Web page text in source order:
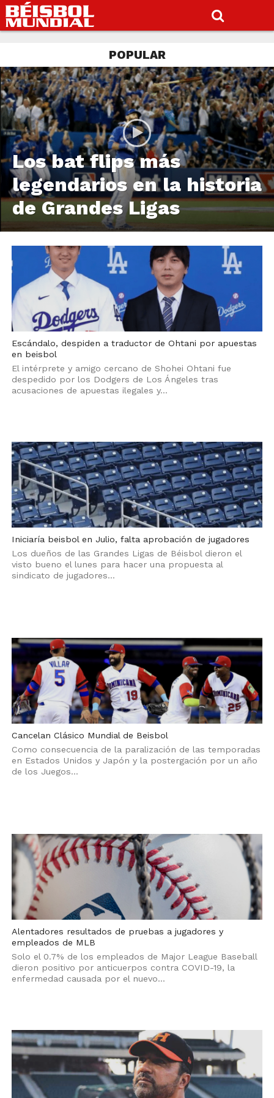
POPULAR
Los bat flips más
legendarios en la historia
de Grandes Ligas
Escándalo, despiden a traductor de Ohtani por apuestas
en beisbol
El intérprete y amigo cercano de Shohei Ohtani fue
despedido por los Dodgers de Los Ángeles tras
acusaciones de apuestas ilegales y...
Iniciaría beisbol en Julio, falta aprobación de jugadores
Los dueños de las Grandes Ligas de Béisbol dieron el
visto bueno el lunes para hacer una propuesta al
sindicato de jugadores...
Cancelan Clásico Mundial de Beisbol
Como consecuencia de la paralización de las temporadas
en Estados Unidos y Japón y la postergación por un año
de los Juegos...
Alentadores resultados de pruebas a jugadores y
empleados de MLB
Solo el 0.7% de los empleados de Major League Baseball
dieron positivo por anticuerpos contra COVID-19, la
enfermedad causada por el nuevo...